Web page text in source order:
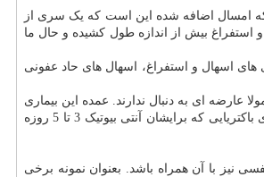
که امسال اضافه شده این است که یک سری از
استفراغ بیش از اندازه طول کشیده و حال ما
غذایی، بروز بیماری های اسهال و استفراغ، اسهال های حاد عفونی
ای به دنبال ندارند. عمده این بیماری
ها (اسهال و استفراغ و عفونت های روده ای و مسمویت های فصل تابستان) حتی به آنتی بیوتیک هم احتیاجی ندارند و معمولا خود به خود بهبود پیدا می کنند، البته به جز عفونت های باکتریایی که برایشان آنتی بیوتیک 3 تا 5 روزه
نیز با آن همراه باشد. بعنوان نمونه برخی